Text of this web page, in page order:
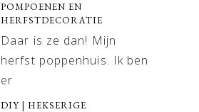
POMPOENEN EN
HERFSTDECORATIE
Daar is ze dan! Mijn
herfst poppenhuis. Ik ben
er
DIY | HEKSERIGE